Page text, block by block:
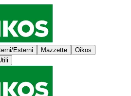
Esterni Mazzette Oikos